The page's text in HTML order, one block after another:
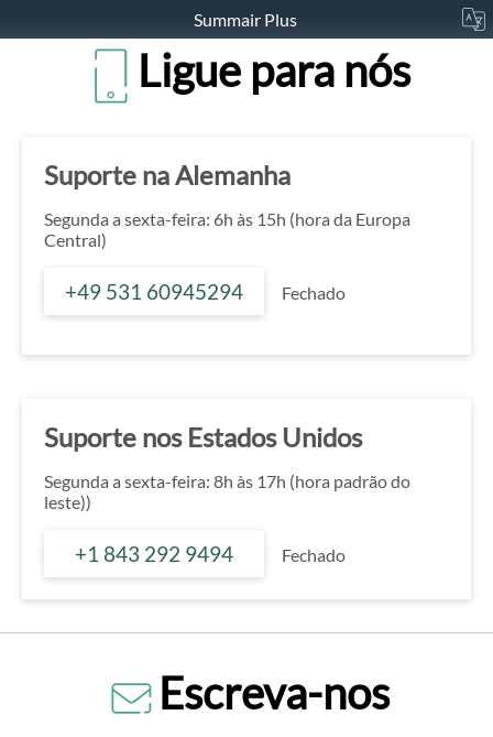
Summair Plus
Ligue para nós
Suporte na Alemanha
Segunda a sexta-feira: 6h às 15h (hora da Europa
Central)
+49 531 60945294 Fechado
Suporte nos Estados Unidos
Segunda a sexta-feira: 8h às 17h (hora padrão do
leste))
+1 843 292 9494 Fechado
Escreva-nos